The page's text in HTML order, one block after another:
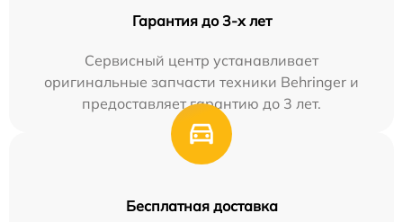
Гарантия до 3-х лет
Сервисный центр устанавливает
оригинальные запчасти техники Behringer и
предоставляет гарантию до 3 лет.
Бесплатная доставка